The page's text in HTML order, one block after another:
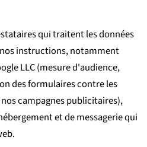
qui traitent les données
instructions, notamment
LLC (mesure d'audience,
des formulaires contre les
campagnes publicitaires),
et de messagerie qui